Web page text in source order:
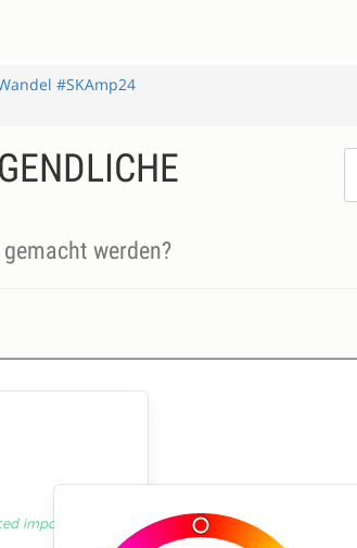
#SKAmp24
werden?